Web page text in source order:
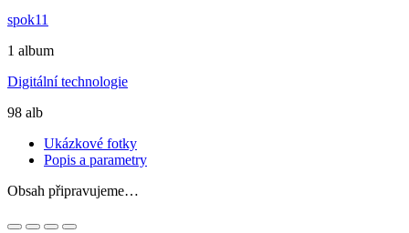
spok11
1 album
Digitální technologie
98 alb
Ukázkové fotky
Popis a parametry
Obsah připravujeme…